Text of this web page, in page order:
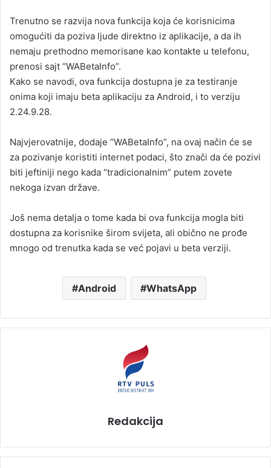
i
l
Trenutno se razvija nova funkcija koja će korisnicima
omogućiti da poziva ljude direktno iz aplikacije, a da ih
nemaju prethodno memorisane kao kontakte u telefonu,
prenosi sajt “WABetaInfo”.
Kako se navodi, ova funkcija dostupna je za testiranje
onima koji imaju beta aplikaciju za Android, i to verziju
2.24.9.28.
Najvjerovatnije, dodaje “WABetaInfo”, na ovaj način će se
za pozivanje koristiti internet podaci, što znači da će pozivi
biti jeftiniji nego kada “tradicionalnim” putem zovete
nekoga izvan države.
Još nema detalja o tome kada bi ova funkcija mogla biti
dostupna za korisnike širom svijeta, ali obično ne prođe
mnogo od trenutka kada se već pojavi u beta verziji.
Android WhatsApp
Redakcija